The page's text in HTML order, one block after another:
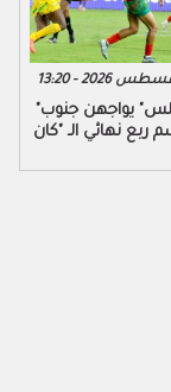
"لبؤات الأطلس" يواجهن جنوب